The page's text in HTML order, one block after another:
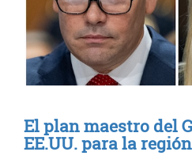
El plan maestro del
EE.UU. para la